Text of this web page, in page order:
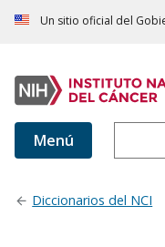
Un sitio oficial del
Menú
Diccionarios del NCI